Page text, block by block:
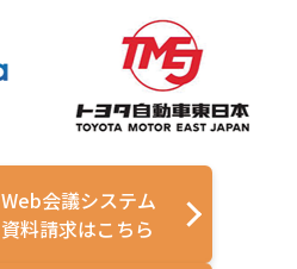
Web会議システム
資料請求はこちら